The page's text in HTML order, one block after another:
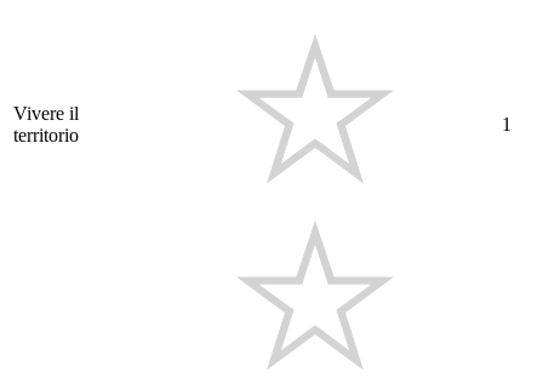
Vivere il
territorio
1